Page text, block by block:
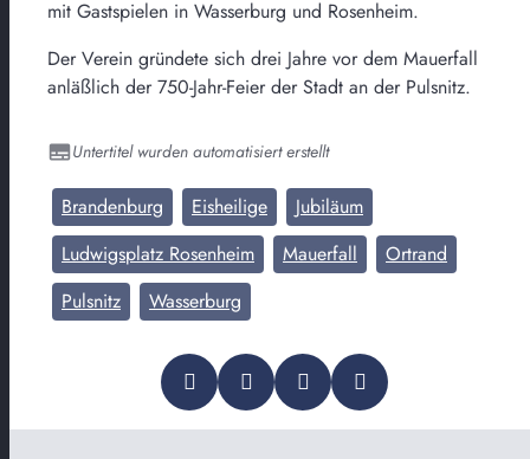
mit Gastspielen in Wasserburg und Rosenheim.
Der Verein gründete sich drei Jahre vor dem Mauerfall
anläßlich der 750-Jahr-Feier der Stadt an der Pulsnitz.
Untertitel wurden automatisiert erstellt
Brandenburg Eisheilige
Jubiläum
Ludwigsplatz Rosenheim
Mauerfall
Ortrand
Pulsnitz
Wasserburg